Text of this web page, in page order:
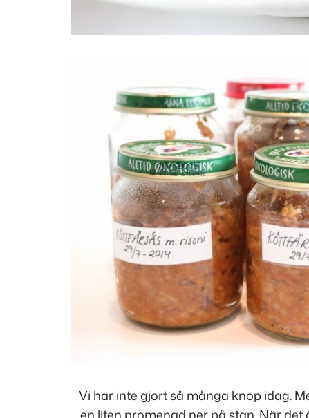
Vi har inte gjort så många knop idag.